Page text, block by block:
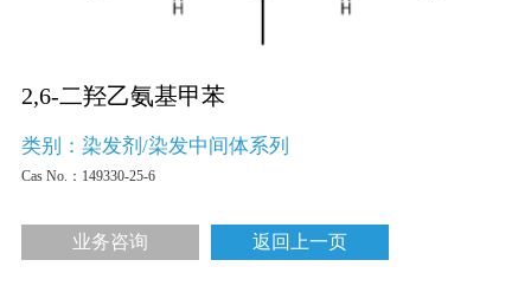
2,6-二羟乙氨基甲苯
类别：染发剂/染发中间体系列
Cas No.： 149330-25-6
业务咨询 返回上一页